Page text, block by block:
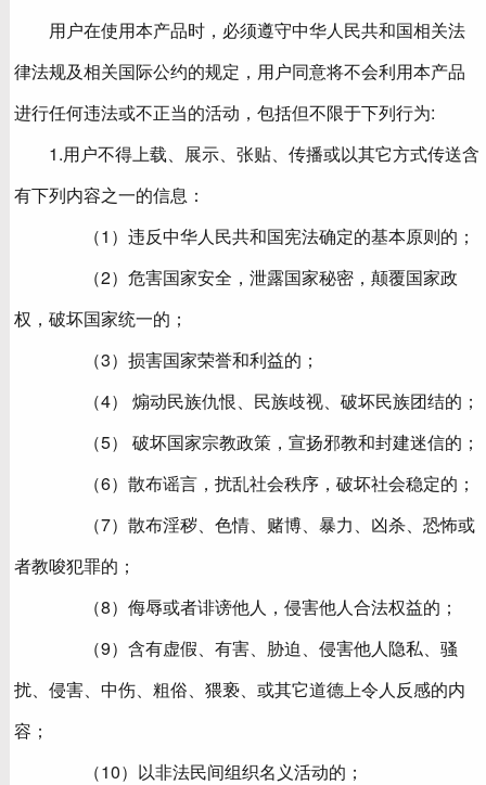
用户在使用本产品时，必须遵守中华人民共和国相关法
律法规及相关国际公约的规定，用户同意将不会利用本产品
进行任何违法或不正当的活动，包括但不限于下列行为:
1.用户不得上载、展示、张贴、传播或以其它方式传送含
有下列内容之一的信息：
（1）违反中华人民共和国宪法确定的基本原则的；
（2）危害国家安全，泄露国家秘密，颠覆国家政
权，破坏国家统一的；
（3）损害国家荣誉和利益的；
（4） 煽动民族仇恨、民族歧视、破坏民族团结的；
（5） 破坏国家宗教政策，宣扬邪教和封建迷信的；
（6）散布谣言，扰乱社会秩序，破坏社会稳定的；
（7）散布淫秽、色情、赌博、暴力、凶杀、恐怖或
者教唆犯罪的；
（8）侮辱或者诽谤他人，侵害他人合法权益的；
（9）含有虚假、有害、胁迫、侵害他人隐私、骚
扰、侵害、中伤、粗俗、猥亵、或其它道德上令人反感的内
容；
（10）以非法民间组织名义活动的；